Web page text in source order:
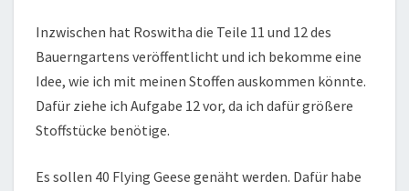
Inzwischen hat Roswitha die Teile 11 und 12 des
Bauerngartens veröffentlicht und ich bekomme eine
Idee, wie ich mit meinen Stoffen auskommen könnte.
Dafür ziehe ich Aufgabe 12 vor, da ich dafür größere
Stoffstücke benötige.
Es sollen 40 Flying Geese genäht werden. Dafür habe